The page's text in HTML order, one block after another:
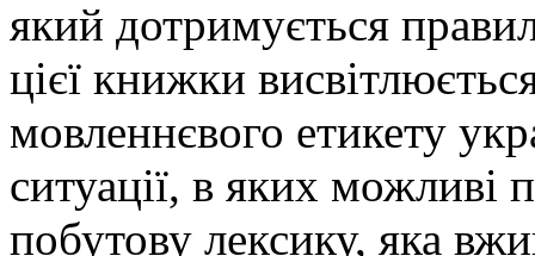
який дотримується
цієї книжки
мовленнєвого етикету
ситуації, в яких
побутову лексику, яка